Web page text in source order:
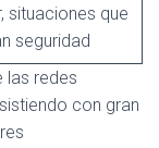
situaciones que
seguridad
las redes
con gran